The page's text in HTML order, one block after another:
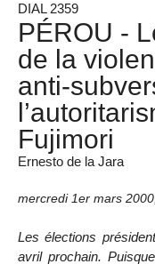
DIAL 2359
PÉROU -
de la
anti-
Fujimori
Ernesto de la Jara
mercredi 1er mars 2000
Les élections
avril prochain.